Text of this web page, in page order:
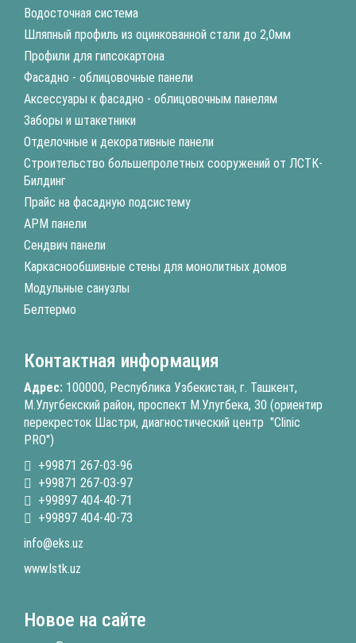
Водосточная система
Шляпный профиль из оцинкованной стали до 2,0мм
Профили для гипсокартона
Фасадно - облицовочные панели
Аксессуары к фасадно - облицовочным панелям
Заборы и штакетники
Отделочные и декоративные панели
Строительство большепролетных сооружений от ЛСТК-
Билдинг
Прайс на фасадную подсистему
АРМ панели
Сендвич панели
Каркаснообшивные стены для монолитных домов
Модульные санузлы
Белтермо
Контактная информация
Адрес: 100000, Республика Узбекистан, г. Ташкент,
М.Улугбекский район, проспект М.Улугбека, 30 (ориентир
перекресток Шастри, диагностический центр "Clinic
PRO")
+99871 267-03-96
+99871 267-03-97
+99897 404-40-71
+99897 404-40-73
info@eks.uz
www.lstk.uz
Новое на сайте